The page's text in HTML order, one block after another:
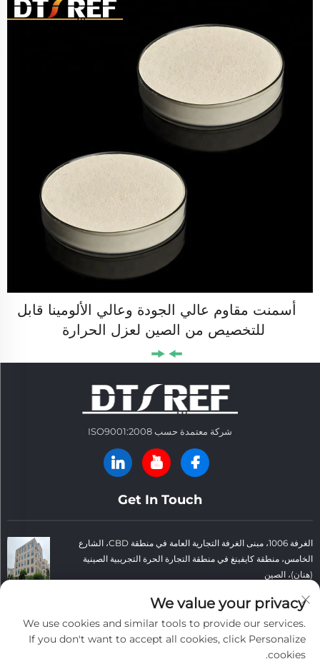
أسمنت مقاوم عالي الجودة وعالي الألومينا قابل
للتخصيص من الصين لعزل الحرارة
شركة معتمدة حسب ISO9001:2008
Get In Touch
الغرفة 1006، مبنى الغرفة التجارية العامة في منطقة CBD، الشارع
الخامس، منطقة كايفينغ في منطقة التجارة الحرة التجريبية الصينية
(هنان)، الصين
+86 13781152999
We value your privacy
We use cookies and similar tools to provide our services.
If you don't want to accept all cookies, click Personalize
cookies.